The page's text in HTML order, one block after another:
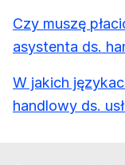
Czy muszę
asystenta ds.
W jakich
handlowy ds.